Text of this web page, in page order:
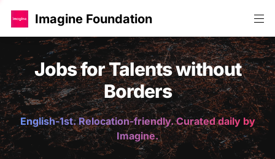
Imagine Foundation
Jobs for Talents without
Borders
English-1st. Relocation-friendly. Curated daily by
Imagine.